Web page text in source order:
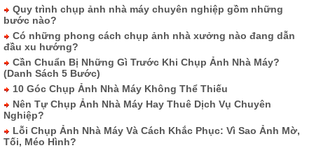
Quy trình chụp ảnh nhà máy chuyên nghiệp gồm những
bước nào?
Có những phong cách chụp ảnh nhà xưởng nào đang dẫn
đầu xu hướng?
Cần Chuẩn Bị Những Gì Trước Khi Chụp Ảnh Nhà Máy?
(Danh Sách 5 Bước)
10 Góc Chụp Ảnh Nhà Máy Không Thể Thiếu
Nên Tự Chụp Ảnh Nhà Máy Hay Thuê Dịch Vụ Chuyên
Nghiệp?
Lỗi Chụp Ảnh Nhà Máy Và Cách Khắc Phục: Vì Sao Ảnh Mờ,
Tối, Méo Hình?